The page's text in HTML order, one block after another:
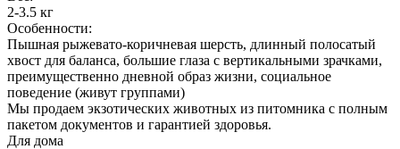
2-3.5 кг
Особенности:
Пышная рыжевато-коричневая шерсть, длинный полосатый
хвост для баланса, большие глаза с вертикальными зрачками,
преимущественно дневной образ жизни, социальное
поведение (живут группами)
Мы продаем экзотических животных из питомника с полным
пакетом документов и гарантией здоровья.
Для дома